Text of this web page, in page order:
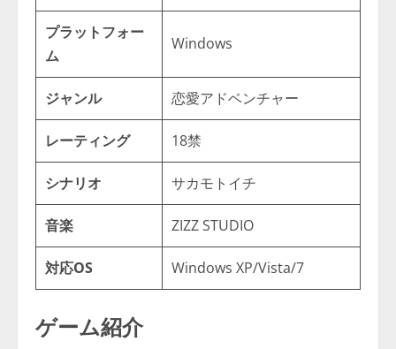
プラットフォー
ム
Windows
ジャンル 恋愛アドベンチャー
レーティング 18禁
シナリオ サカモトイチ
音楽 ZIZZ STUDIO
対応OS Windows XP/Vista/7
ゲーム紹介